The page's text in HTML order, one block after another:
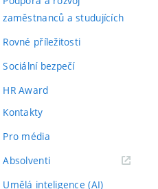
zaměstnanců a studujících
Rovné příležitosti
Sociální bezpečí
HR Award
Kontakty
Pro média
Absolventi(externí
Umělá inteligence (AI)